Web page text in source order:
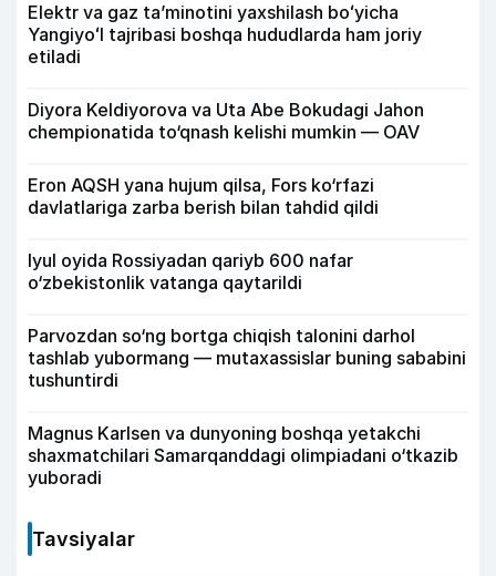
Elektr va gaz taʼminotini yaxshilash boʻyicha
Yangiyoʻl tajribasi boshqa hududlarda ham joriy
etiladi
Diyora Keldiyorova va Uta Abe Bokudagi Jahon
chempionatida to‘qnash kelishi mumkin — OAV
Eron AQSH yana hujum qilsa, Fors ko‘rfazi
davlatlariga zarba berish bilan tahdid qildi
Iyul oyida Rossiyadan qariyb 600 nafar
o‘zbekistonlik vatanga qaytarildi
Parvozdan so‘ng bortga chiqish talonini darhol
tashlab yubormang — mutaxassislar buning sababini
tushuntirdi
Magnus Karlsen va dunyoning boshqa yetakchi
shaxmatchilari Samarqanddagi olimpiadani o‘tkazib
yuboradi
Tavsiyalar